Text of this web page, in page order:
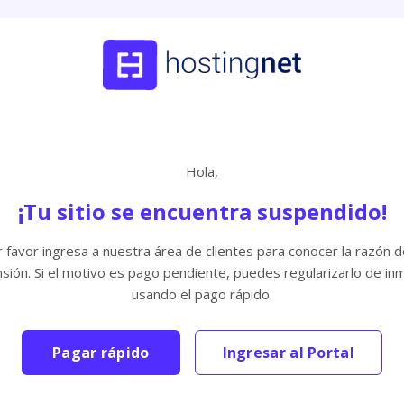
Hola,
¡Tu sitio se encuentra suspendido!
favor ingresa a nuestra área de clientes para conocer la razón
Si el motivo es pago pendiente, puedes regularizarlo de
usando el pago rápido.
Pagar rápido Ingresar al Portal